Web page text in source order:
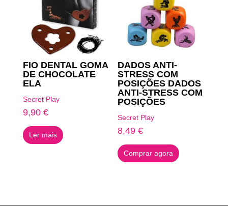
FIO DENTAL GOMA
DE CHOCOLATE
ELA
Secret Play
9,90 €
Ler mais
DADOS ANTI-
STRESS COM
POSIÇÕES DADOS
ANTI-STRESS COM
POSIÇÕES
Secret Play
8,49€
Comprar agora